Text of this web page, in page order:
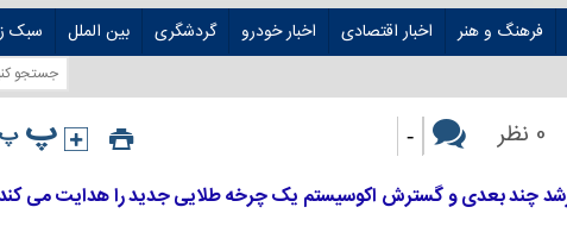
فرهنگ و هنر اخبار اقتصادی اخبار خودرو گردشگری بین الملل سبک
0 نظر -